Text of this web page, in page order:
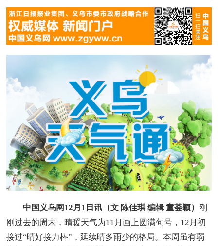
中国义乌网12月1日讯（文 陈佳琪 编辑 童荟颖） 刚
刚过去的周末，晴暖天气为11月画上圆满句号，12月初
接过“晴好接力棒”，延续晴多雨少的格局。本周虽有弱